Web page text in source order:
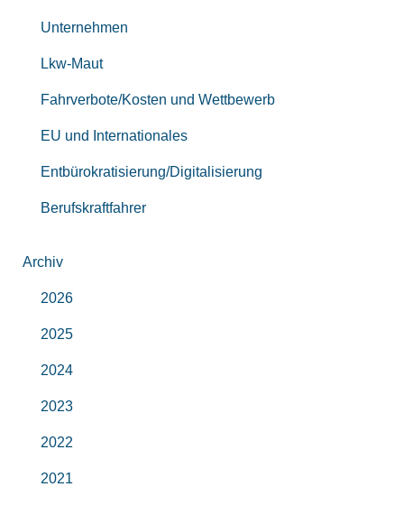
Unternehmen
Lkw-Maut
Fahrverbote/Kosten und Wettbewerb
EU und Internationales
Entbürokratisierung/Digitalisierung
Berufskraftfahrer
Archiv
2026
2025
2024
2023
2022
2021